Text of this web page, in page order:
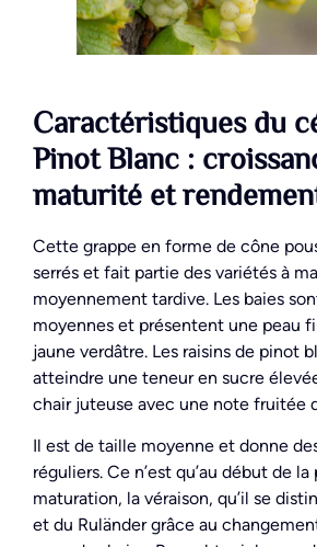
Caractéristiques du
Pinot Blanc :
maturité et
Cette grappe en forme de cône
serrés et fait partie des variétés à
moyennement tardive. Les baies
moyennes et présentent une peau
jaune verdâtre. Les raisins de pinot
atteindre une teneur en sucre
chair juteuse avec une note fruitée
Il est de taille moyenne et donne
réguliers. Ce n’est qu’au début de la
maturation, la véraison, qu’il se
et du Ruländer grâce au